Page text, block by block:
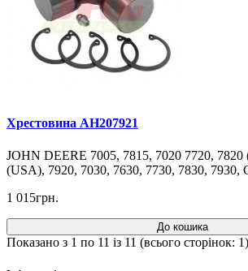
Хрестовина AH207921
JOHN DEERE 7005, 7815, 7020 7720, 7820
(USA), 7920, 7030, 7630, 7730, 7830, 7930,
1 015грн.
До кошика
Показано з 1 по 11 із 11 (всього сторінок: 1)